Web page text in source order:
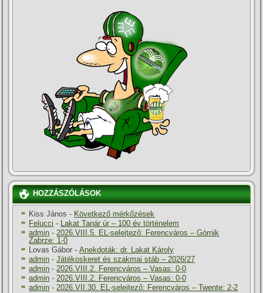
HOZZÁSZÓLÁSOK
Kiss János - Következő mérkőzések
Felucci - Lakat Tanár úr – 100 év történelem
admin -2026.VIII.5. EL-selejtező: Ferencváros – Górnik
Zabrze: 1-0
Lovas Gábor -Anekdoták: dr. Lakat Károly
admin -Játékoskeret és szakmai stáb – 2026/27
admin -2026.VIII.2. Ferencváros – Vasas: 0-0
admin -2026.VIII.2. Ferencváros – Vasas: 0-0
admin -2026.VII.30. EL-selejtező: Ferencváros – Twente: 2-2